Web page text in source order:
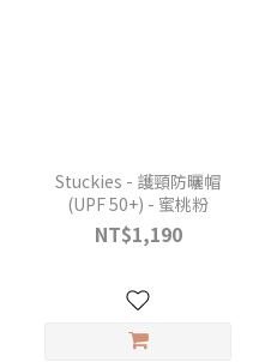
Stuckies - 護頸防曬帽
(UPF 50+) - 蜜桃粉
NT$1,190